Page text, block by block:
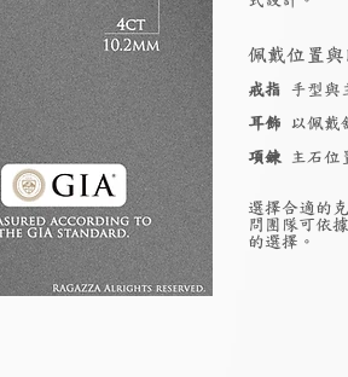
佩戴位置
戒指 手型與
耳飾 以佩戴
項鍊 主石位
選擇合適的
問團隊可依
的選擇。